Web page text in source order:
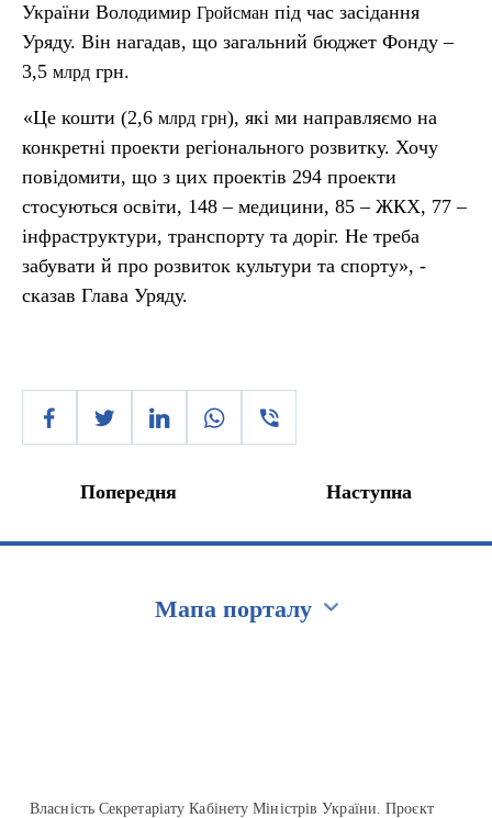
України Володимир Гройсман під час засідання
Уряду. Він нагадав, що загальний бюджет Фонду –
3,5 млрд грн.
«Це кошти (2,6 млрд грн), які ми направляємо на
конкретні проекти регіонального розвитку. Хочу
повідомити, що з цих проектів 294 проекти
стосуються освіти, 148 – медицини, 85 – ЖКХ, 77 –
інфраструктури, транспорту та доріг. Не треба
забувати й про розвиток культури та спорту», -
сказав Глава Уряду.
Попередня Наступна
Мапа порталу
Власність Секретаріату Кабінету Міністрів України. Проєкт